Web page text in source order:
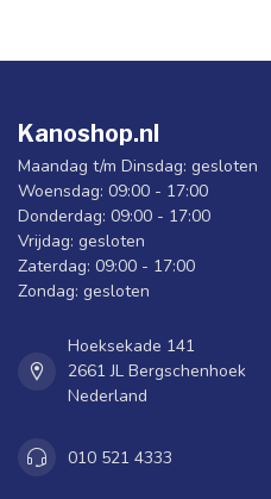
Kanoshop.nl
Maandag t/m Dinsdag: gesloten
Woensdag: 09:00 - 17:00
Donderdag: 09:00 - 17:00
Vrijdag: gesloten
Zaterdag: 09:00 - 17:00
Zondag: gesloten
Hoeksekade 141
2661 JL Bergschenhoek
Nederland
010 521 4333